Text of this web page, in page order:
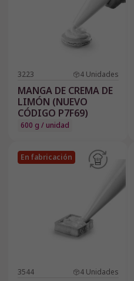
3223 4 Unidades
MANGA DE CREMA DE
LIMÓN (NUEVO
CÓDIGO P7F69)
600 g / unidad
En fabricación
3544 4 Unidades